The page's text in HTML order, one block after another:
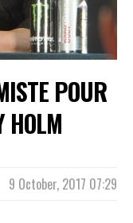
POUR
HOLM
9 October, 2017 07:29